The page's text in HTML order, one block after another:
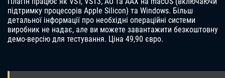
підтримку процесорів Apple Silicon) та Windows. Більш
детальної інформації про необхідні операційні системи
виробник не надає, але ви можете завантажити безкоштовну
демо-версію для тестування. Ціна 49,90 євро.